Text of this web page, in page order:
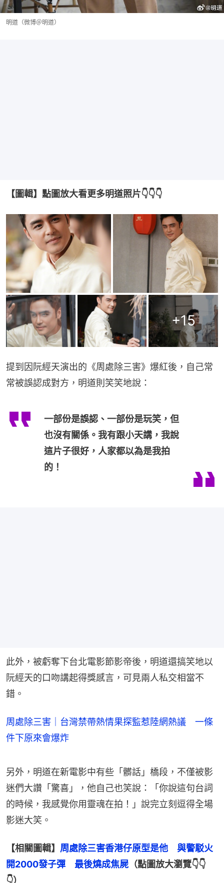
明道（微博＠明道）
【圖輯】點圖放大看更多明道照片👇👇👇
+15
提到因阮經天演出的《周處除三害》爆紅後，自己常
常被誤認成對方，明道則笑笑地說：
一部份是誤認、一部份是玩笑，但
也沒有關係。我有跟小天講，我說
這片子很好，人家都以為是我拍
的！
此外，被虧奪下台北電影節影帝後，明道還搞笑地以
阮經天的口吻講起得獎感言，可見兩人私交相當不
錯。
周處除三害｜台灣禁帶熱情果探監惹陸網熱議 一條
件下原來會爆炸
另外，明道在新電影中有些「髒話」橋段，不僅被影
迷們大讚「驚喜」，他自己也笑說：「你說這句台詞
的時候，我感覺你用靈魂在拍！」說完立刻逗得全場
影迷大笑。
【相關圖輯】 周處除三害香港仔原型是他　與警駁火
開2000發子彈　最後燒成焦屍 （點圖放大瀏覽👇👇
👇）